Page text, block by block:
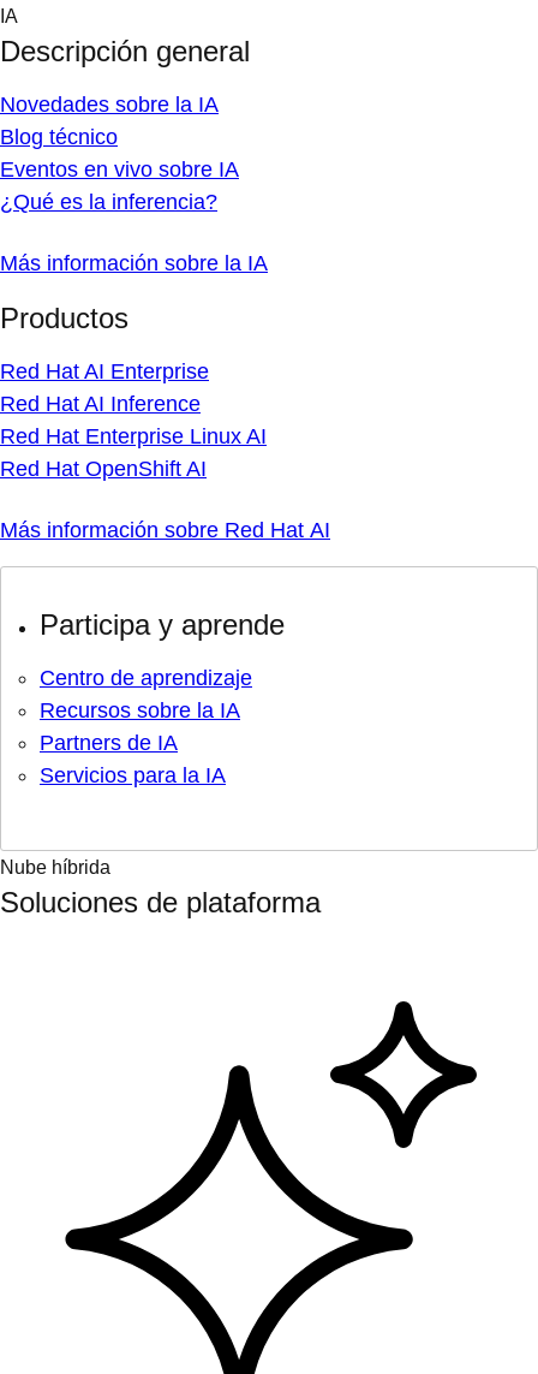
Skip
content
IA
Descripción general
Novedades sobre la IA
Blog técnico
Eventos en vivo sobre IA
¿Qué es la inferencia?
Más información sobre la IA
Productos
Red Hat AI Enterprise
Red Hat AI Inference
Red Hat Enterprise Linux AI
Red Hat OpenShift AI
Más información sobre Red Hat AI
Participa y aprende
Centro de aprendizaje
Recursos sobre la IA
Partners de IA
Servicios para la IA
Nube híbrida
Soluciones de plataforma